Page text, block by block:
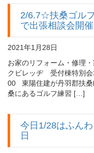
2/6.7☆扶桑ゴル
で出張相談会開催
2021年1月28日
お家のリフォーム・修理
クビレッヂ 受付棟特別
00 東陽住建が丹羽郡扶桑
桑にあるゴルフ練習 […]
今日1/28はふん
日